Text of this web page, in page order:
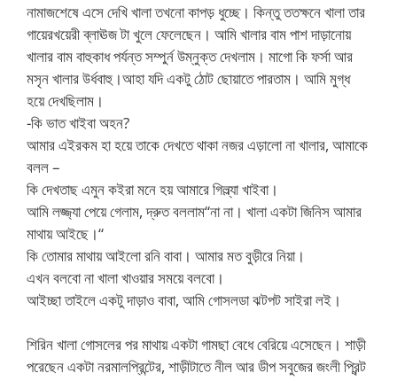
নামাজশেষে এসে দেখি খালা তখনো কাপড় ধুচ্ছে। কিন্তু ততক্ষনে খালা তার
গায়েরখয়েরী ব্লাঊজ টা খুলে ফেলেছেন। আমি খালার বাম পাশ দাড়ানোয়
খালার বাম বাহুকাধ পর্যন্ত সম্পুর্ন উম্নুক্ত দেখলাম। মাগো কি ফর্সা আর
মসৃন খালার উর্ধবাহু।আহা যদি একটু ঠোট ছোয়াতে পারতাম। আমি মুগ্ধ
হয়ে দেখছিলাম।
-কি ভাত খাইবা অহন?
আমার এইরকম হা হয়ে তাকে দেখতে থাকা নজর এড়ালো না খালার, আমাকে
বলল –
কি দেখতাছ এমুন কইরা মনে হয় আমারে গিল্ল্যা খাইবা।
আমি লজ্জ্যা পেয়ে গেলাম, দ্রুত বললাম“না না। খালা একটা জিনিস আমার
মাথায় আইছে।“
কি তোমার মাথায় আইলো রনি বাবা। আমার মত বুড়ীরে নিয়া।
এখন বলবো না খালা খাওয়ার সময়ে বলবো।
আইচ্ছা তাইলে একটু দাড়াও বাবা, আমি গোসলডা ঝটপট সাইরা লই।
শিরিন খালা গোসলের পর মাথায় একটা গামছা বেধে বেরিয়ে এসেছেন। শাড়ী
পরেছেন একটা নরমালপ্রিন্টের, শাড়ীটাতে নীল আর ডীপ সবুজের জংলী প্রিন্ট